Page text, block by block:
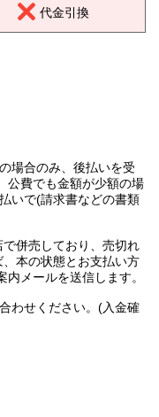
代金引換
場合のみ、後払いを受
公費でも金額が少額の場
いで(請求書などの書類
併売しており、売切れ
本の状態とお支払い方
メールを送信します。
わせください。(入金確